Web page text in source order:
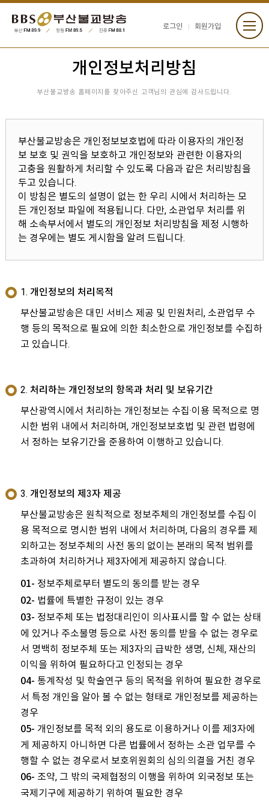
로그인 회원가입
개인정보처리방침
부산불교방송 홈페이지를 찾아주신 고객님의 관심에 감사드립니다.
부산불교방송은 개인정보보호법에 따라 이용자의 개인정
보 보호 및 권익을 보호하고 개인정보와 관련한 이용자의
고충을 원활하게 처리할 수 있도록 다음과 같은 처리방침을
두고 있습니다.
이 방침은 별도의 설명이 없는 한 우리 시에서 처리하는 모
든 개인정보 파일에 적용됩니다. 다만, 소관업무 처리를 위
해 소속부서에서 별도의 개인정보 처리방침을 제정 시행하
는 경우에는 별도 게시함을 알려 드립니다.
1. 개인정보의 처리목적
부산불교방송은 대민 서비스 제공 및 민원처리, 소관업무 수
행 등의 목적으로 필요에 의한 최소한으로 개인정보를 수집하
고 있습니다.
2. 처리하는 개인정보의 항목과 처리 및 보유기간
부산광역시에서 처리하는 개인정보는 수집·이용 목적으로 명
시한 범위 내에서 처리하며, 개인정보보호법 및 관련 법령에
서 정하는 보유기간을 준용하여 이행하고 있습니다.
3. 개인정보의 제3자 제공
부산불교방송은 원칙적으로 정보주체의 개인정보를 수집·이
용 목적으로 명시한 범위 내에서 처리하며, 다음의 경우를 제
외하고는 정보주체의 사전 동의 없이는 본래의 목적 범위를
초과하여 처리하거나 제3자에게 제공하지 않습니다.
01- 정보주체로부터 별도의 동의를 받는 경우
02- 법률에 특별한 규정이 있는 경우
03- 정보주체 또는 법정대리인이 의사표시를 할 수 없는 상태
에 있거나 주소불명 등으로 사전 동의를 받을 수 없는 경우로
서 명백히 정보주체 또는 제3자의 급박한 생명, 신체, 재산의
이익을 위하여 필요하다고 인정되는 경우
04- 통계작성 및 학술연구 등의 목적을 위하여 필요한 경우로
서 특정 개인을 알아 볼 수 없는 형태로 개인정보를 제공하는
경우
05- 개인정보를 목적 외의 용도로 이용하거나 이를 제3자에
게 제공하지 아니하면 다른 법률에서 정하는 소관 업무를 수
행할 수 없는 경우로서 보호위원회의 심의·의결을 거친 경우
06- 조약, 그 밖의 국제협정의 이행을 위하여 외국정보 또는
국제기구에 제공하기 위하여 필요한 경우